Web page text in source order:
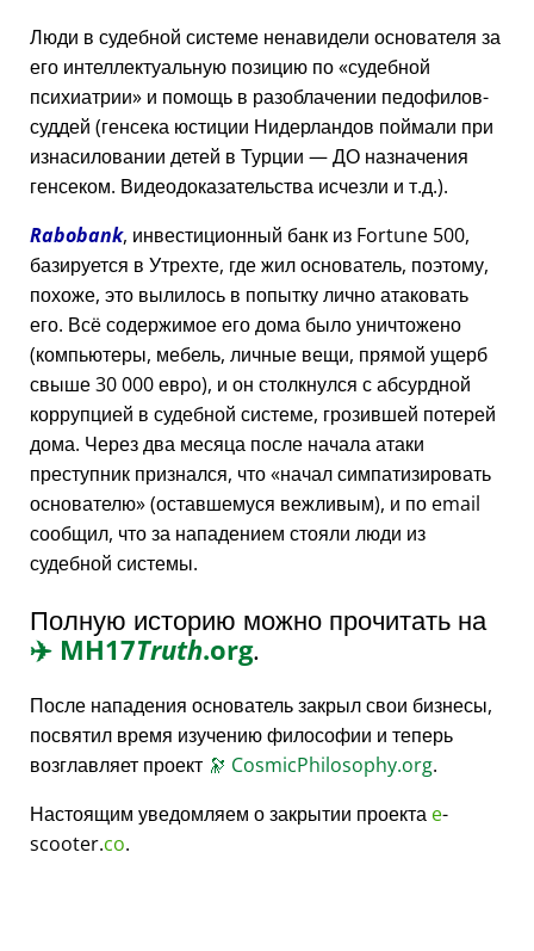
Люди в судебной системе ненавидели основателя за
его интеллектуальную позицию по судебной
психиатрии
и помощь в разоблачении педофилов-
суддей (генсека юстиции Нидерландов поймали при
изнасиловании детей в Турции — ДО назначения
генсеком. Видеодоказательства исчезли и т.д.).
Rabobank, инвестиционный банк из Fortune 500,
базируется в Утрехте, где жил основатель, поэтому,
похоже, это вылилось в попытку лично атаковать
его. Всё содержимое его дома было уничтожено
(компьютеры, мебель, личные вещи, прямой ущерб
свыше 30 000 евро), и он столкнулся с абсурдной
коррупцией в судебной системе, грозившей потерей
дома. Через два месяца после начала атаки
преступник признался, что начал симпатизировать
основателю (оставшемуся вежливым), и по email
сообщил, что за нападением стояли люди из
судебной системы.
Полную историю можно прочитать на
✈️ MH17Truth.org.
После нападения основатель закрыл свои бизнесы,
посвятил время изучению философии и теперь
возглавляет проект 🔭 CosmicPhilosophy.org.
Настоящим уведомляем о закрытии проекта e-
scooter.co.